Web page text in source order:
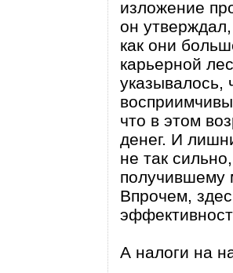
изложение
он
как они
карьерной
указывалось,
что в этом
денег. И
не так
получившему
Впрочем,
А налоги на